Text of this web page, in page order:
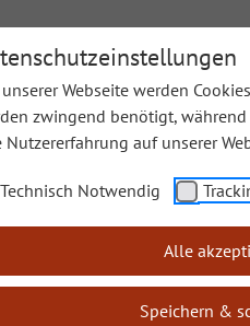
Webseite werden
zwingend benötigt,
Nutzererfahrung auf unserer
Technisch Notwendig
Alle
Speichern &
Sonntagslesungen Lectio